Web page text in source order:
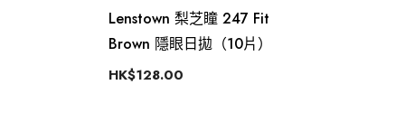
Lenstown 梨芝瞳 247 Fit
Brown 隱眼日拋（10片）
HK$128.00